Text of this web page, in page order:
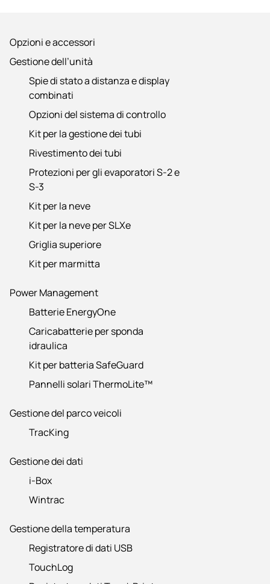
Opzioni e accessori
Gestione dell’unità
Spie di stato a distanza e display
combinati
Opzioni del sistema di controllo
Kit per la gestione dei tubi
Rivestimento dei tubi
Protezioni per gli evaporatori S-2 e
S-3
Kit per la neve
Kit per la neve per SLXe
Griglia superiore
Kit per marmitta
Power Management
Batterie EnergyOne
Caricabatterie per sponda
idraulica
Kit per batteria SafeGuard
Pannelli solari ThermoLite™
Gestione del parco veicoli
TracKing
Gestione dei dati
i-Box
Wintrac
Gestione della temperatura
Registratore di dati USB
TouchLog